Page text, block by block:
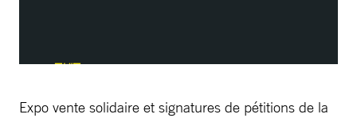
Expo vente solidaire et signatures de pétitions de la